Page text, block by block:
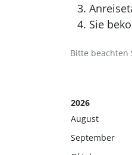
Sie
Bitte beachten
2026
August
September